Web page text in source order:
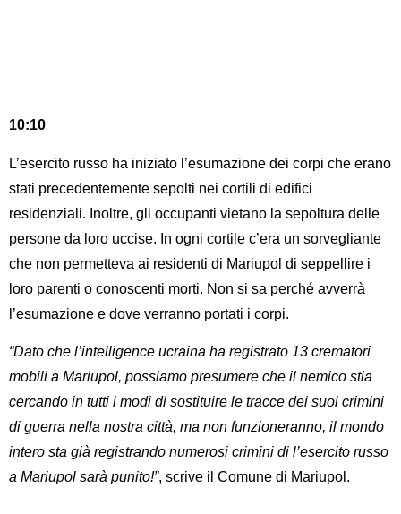
10:10
L’esercito russo ha iniziato l’esumazione dei corpi che erano
stati precedentemente sepolti nei cortili di edifici
residenziali. Inoltre, gli occupanti vietano la sepoltura delle
persone da loro uccise. In ogni cortile c’era un sorvegliante
che non permetteva ai residenti di Mariupol di seppellire i
loro parenti o conoscenti morti. Non si sa perché avverrà
l’esumazione e dove verranno portati i corpi.
“Dato che l’intelligence ucraina ha registrato 13 crematori
mobili a Mariupol, possiamo presumere che il nemico stia
cercando in tutti i modi di sostituire le tracce dei suoi crimini
di guerra nella nostra città, ma non funzioneranno, il mondo
intero sta già registrando numerosi crimini di l’esercito russo
a Mariupol sarà punito!”, scrive il Comune di Mariupol.